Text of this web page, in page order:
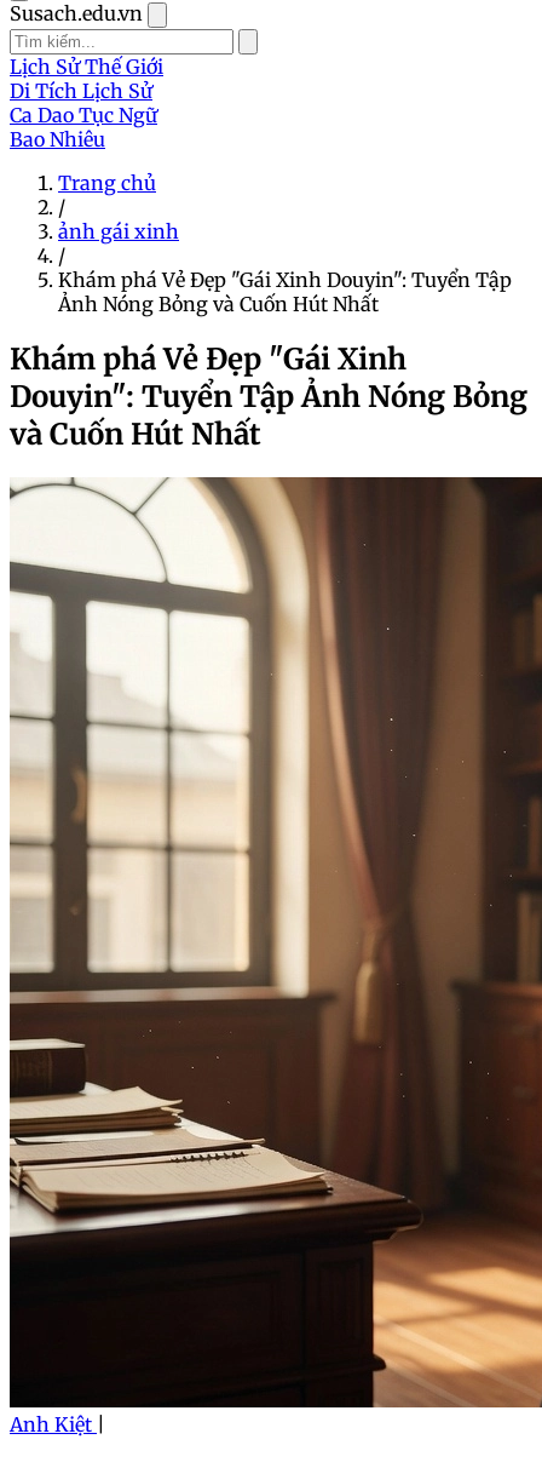
Susach.edu.vn
Lịch Sử Thế Giới
Di Tích Lịch Sử
Ca Dao Tục Ngữ
Bao Nhiêu
Trang chủ
/
ảnh gái xinh
/
Khám phá Vẻ Đẹp "Gái Xinh Douyin": Tuyển Tập
Ảnh Nóng Bỏng và Cuốn Hút Nhất
Khám phá Vẻ Đẹp "Gái Xinh
Douyin": Tuyển Tập Ảnh Nóng Bỏng
và Cuốn Hút Nhất
Anh Kiệt